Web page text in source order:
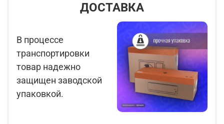
ДОСТАВКА
В процессе
транспортировки
товар надежно
защищен заводской
упаковкой.